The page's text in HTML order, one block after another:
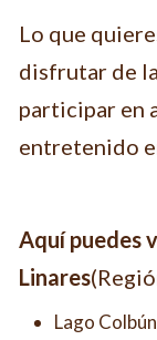
Lo que
disfrutar de
participar en
entretenido
Aquí puedes
Linares
Lago